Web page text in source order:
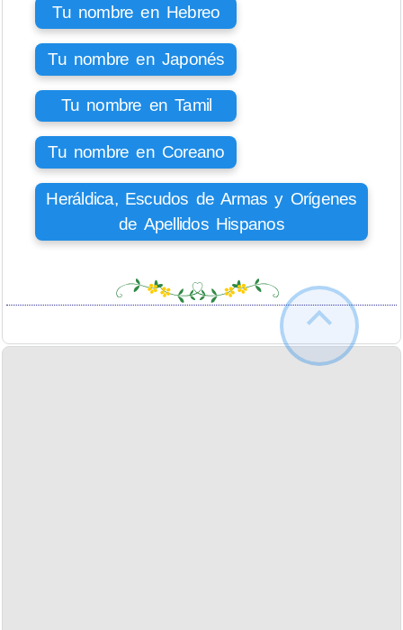
Tu nombre en Hebreo
Tu nombre en Japonés
Tu nombre en Tamil
Tu nombre en Coreano
Heráldica, Escudos de Armas y Orígenes
de Apellidos Hispanos